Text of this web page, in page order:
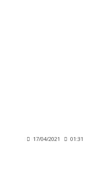
17/04/2021 01:31